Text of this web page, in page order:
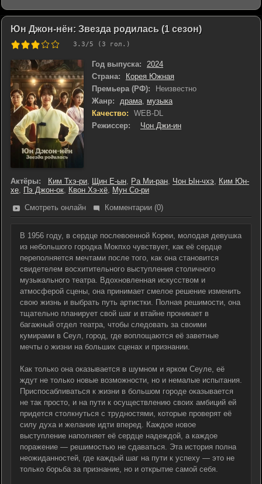
Юн Джон-нён: Звезда родилась (1 сезон)
3.3/5 (3 гол.)
Год выпуска:
2024
Страна:
Корея Южная
Премьера (РФ):
Неизвестно
Жанр:
драма, музыка
Качество:
WEB-DL
Режиссер:
Чон Джи-ин
Актёры: Ким Тхэ-ри, Щин Е-ын, Ра Ми-ран, Чон Ын-чхэ, Ким Юн-
хе, Пэ Джон-ок, Квон Хэ-хё, Мун Со-ри
Смотреть онлайн
Комментарии (0)
В 1956 году, в сердце послевоенной Кореи, молодая девушка
из небольшого городка Мокпхо чувствует, как её сердце
переполняется мечтами после того, как она становится
свидетелем восхитительного выступления столичного
музыкального театра. Вдохновленная искусством и
атмосферой сцены, она принимает смелое решение изменить
свою жизнь и выбрать путь артистки. Полная решимости, она
тщательно планирует свой шаг и втайне проникает в
багажный отдел театра, чтобы следовать за своими
кумирами в Сеул, город, где воплощаются её заветные
мечты о жизни на больших сценах и признании.
Как только она оказывается в шумном и ярком Сеуле, её
ждут не только новые возможности, но и немалые испытания.
Приспосабливаться к жизни в большом городе оказывается
не так просто, и на пути к осуществлению своих амбиций ей
придется столкнуться с трудностями, которые проверят её
силу духа и желание идти вперед. Каждое новое
выступление наполняет её сердце надеждой, а каждое
поражение — решимостью не сдаваться. Эта история полна
неожиданностей, где каждый шаг на пути к успеху — это не
только борьба за признание, но и открытие самой себя.